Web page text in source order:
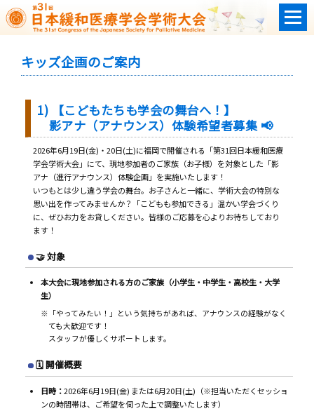
キッズ企画のご案内
1) 【こどもたちも学会の舞台へ！】
影アナ（アナウンス）体験希望者募集 📢
2026年6月19日(金)・20日(土)に福岡で開催される「第31回日本緩和医療
学会学術大会」にて、現地参加者のご家族（お子様）を対象とした「影
アナ（進行アナウンス）体験企画」を実施いたします！
いつもとは少し違う学会の舞台。お子さんと一緒に、学術大会の特別な
思い出を作ってみませんか？「こどもも参加できる」温かい学会づくり
に、ぜひお力をお貸しください。皆様のご応募を心よりお待ちしており
ます！
🤝 対象
本大会に現地参加される方のご家族（小学生・中学生・高校生・大学
生）
※「やってみたい！」という気持ちがあれば、アナウンスの経験がなく
ても大歓迎です！
スタッフが優しくサポートします。
🗓️ 開催概要
日時：2026年6月19日(金) または6月20日(土)（※担当いただくセッショ
ンの時間帯は、ご希望を伺った上で調整いたします）